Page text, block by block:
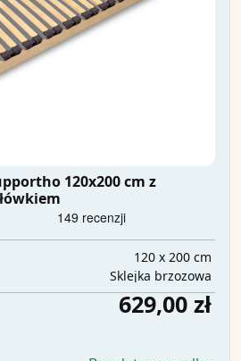
120x200 cm z
120 x 200 cm
Sklejka brzozowa
629,00 zł